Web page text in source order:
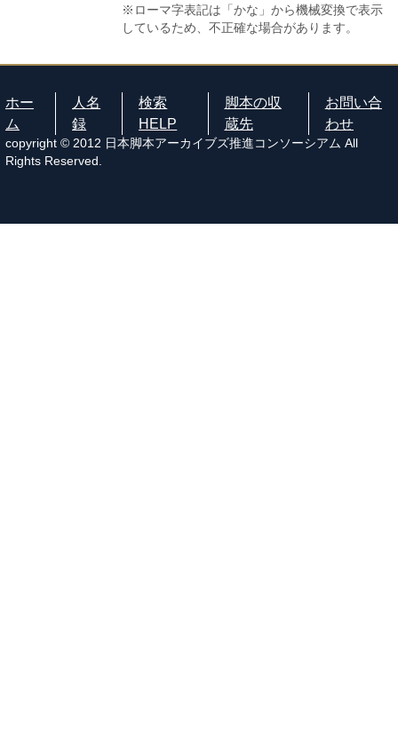
※ローマ字表記は「かな」から機械変換で表示
しているため、不正確な場合があります。
ホー
ム
人名
録
検索
HELP
脚本の収
蔵先
お問い合
わせ
copyright © 2012 日本脚本アーカイブズ推進コンソーシアム All
Rights Reserved.